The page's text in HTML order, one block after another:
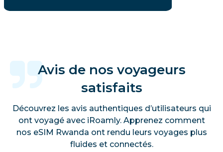
Avis de nos voyageurs
satisfaits
Découvrez les avis authentiques d’utilisateurs qui
ont voyagé avec iRoamly. Apprenez comment
nos eSIM Rwanda ont rendu leurs voyages plus
fluides et connectés.